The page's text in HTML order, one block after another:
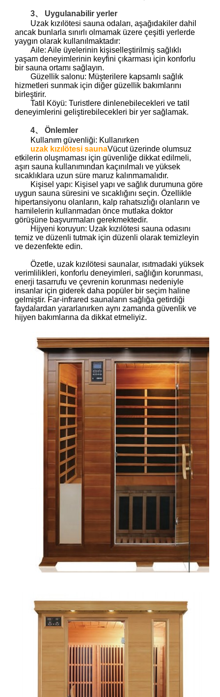
3、 Uygulanabilir yerler
Uzak kızılötesi sauna odaları, aşağıdakiler dahil
ancak bunlarla sınırlı olmamak üzere çeşitli yerlerde
yaygın olarak kullanılmaktadır:
Aile: Aile üyelerinin kişiselleştirilmiş sağlıklı
yaşam deneyimlerinin keyfini çıkarması için konforlu
bir sauna ortamı sağlayın.
Güzellik salonu: Müşterilere kapsamlı sağlık
hizmetleri sunmak için diğer güzellik bakımlarını
birleştirir.
Tatil Köyü: Turistlere dinlenebilecekleri ve tatil
deneyimlerini geliştirebilecekleri bir yer sağlamak.
4、 Önlemler
Kullanım güvenliği: Kullanırken
uzak kızılötesi saunaVücut üzerinde olumsuz
etkilerin oluşmaması için güvenliğe dikkat edilmeli,
aşırı sauna kullanımından kaçınılmalı ve yüksek
sıcaklıklara uzun süre maruz kalınmamalıdır.
Kişisel yapı: Kişisel yapı ve sağlık durumuna göre
uygun sauna süresini ve sıcaklığını seçin. Özellikle
hipertansiyonu olanların, kalp rahatsızlığı olanların ve
hamilelerin kullanmadan önce mutlaka doktor
görüşüne başvurmaları gerekmektedir.
Hijyeni koruyun: Uzak kızılötesi sauna odasını
temiz ve düzenli tutmak için düzenli olarak temizleyin
ve dezenfekte edin.
Özetle, uzak kızılötesi saunalar, ısıtmadaki yüksek
verimlilikleri, konforlu deneyimleri, sağlığın korunması,
enerji tasarrufu ve çevrenin korunması nedeniyle
insanlar için giderek daha popüler bir seçim haline
gelmiştir. Far-infrared saunaların sağlığa getirdiği
faydalardan yararlanırken aynı zamanda güvenlik ve
hijyen bakımlarına da dikkat etmeliyiz.